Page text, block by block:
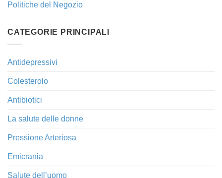
Politiche del Negozio
CATEGORIE PRINCIPALI
Antidepressivi
Colesterolo
Antibiotici
La salute delle donne
Pressione Arteriosa
Emicrania
Salute dell’uomo